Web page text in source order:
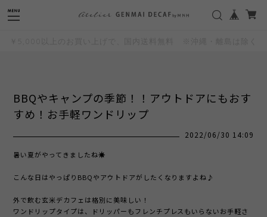
BBQやキャンプの季節！！アウトドアにもおす
すめ！お手軽ワンドリップ
2022/06/30 14:09
暑い夏がやってきましたね☀
こんな日はやっぱりBBQやアウトドアがしたくなりますよね♪
外で飲む玄米デカフェは格別に美味しい！
ワンドリップタイプは、ドリッパーもフレンチプレスもいらないお手軽さ